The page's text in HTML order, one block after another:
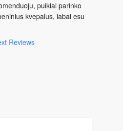
puikiai parinko
kvepalus, labai esu
Reviews